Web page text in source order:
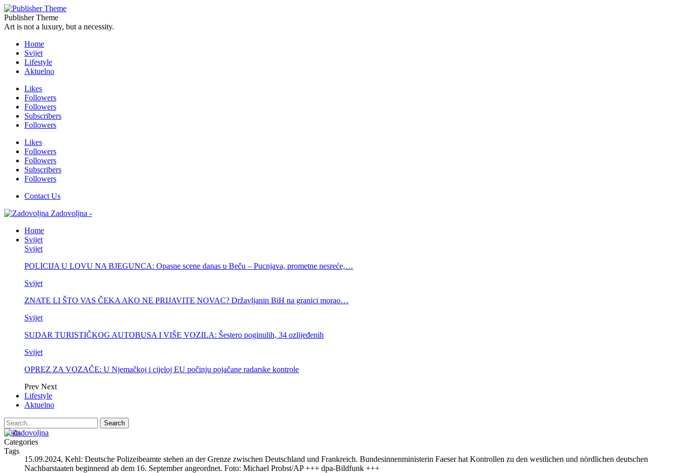
Publisher Theme
Art is not a luxury, but a necessity.
Home
Svijet
Lifestyle
Aktuelno
Likes
Followers
Followers
Subscribers
Followers
Likes
Followers
Followers
Subscribers
Followers
Contact Us
Zadovoljna -
Home
Svijet
Svijet
POLICIJA U LOVU NA BJEGUNCA: Opasne scene danas u Beču – Pucnjava, prometne nesreće,…
Svijet
ZNATE LI ŠTO VAS ČEKA AKO NE PRIJAVITE NOVAC? Državljanin BiH na granici morao…
Svijet
SUDAR TURISTIČKOG AUTOBUSA I VIŠE VOZILA: Šestero poginulih, 34 ozlijeđenih
Svijet
OPREZ ZA VOZAČE: U Njemačkoj i cijeloj EU počinju pojačane radarske kontrole
Prev Next
Lifestyle
Aktuelno
Posts
Categories
Tags
15.09.2024, Kehl: Deutsche Polizeibeamte stehen an der Grenze zwischen Deutschland und Frankreich. Bundesinnenministerin Faeser hat Kontrollen zu den westlichen und nördlichen deutschen
Nachbarstaaten beginnend ab dem 16. September angeordnet. Foto: Michael Probst/AP +++ dpa-Bildfunk +++